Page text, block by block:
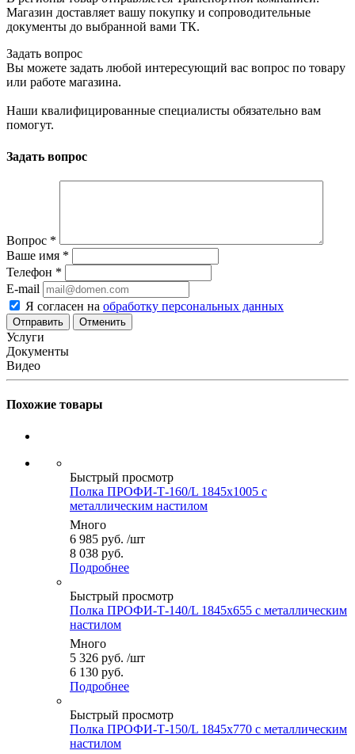
Магазин доставляет вашу покупку и сопроводительные
документы до выбранной вами ТК.
Задать вопрос
Вы можете задать любой интересующий вас вопрос по товару
или работе магазина.
Наши квалифицированные специалисты обязательно вам
помогут.
Задать вопрос
Вопрос *
Ваше имя *
Телефон *
E-mail
Я согласен на обработку персональных данных
Отменить
Услуги
Документы
Видео
Похожие товары
Быстрый просмотр
Полка ПРОФИ-Т-160/L 1845x1005 с
металлическим настилом
Много
6 985 руб. /шт
8 038 руб.
Подробнее
Быстрый просмотр
Полка ПРОФИ-Т-140/L 1845x655 с металлическим
настилом
Много
5 326 руб. /шт
6 130 руб.
Подробнее
Быстрый просмотр
Полка ПРОФИ-Т-150/L 1845x770 с металлическим
настилом